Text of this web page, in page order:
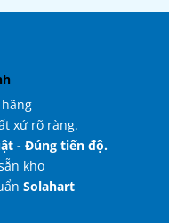
xứ rõ ràng.
- Đúng tiến độ.
kho
Solahart